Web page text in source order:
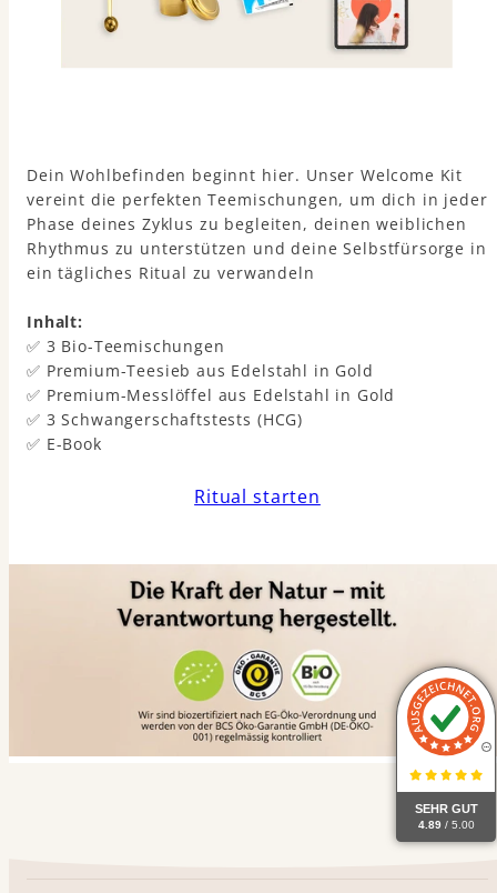
Dein Wohlbefinden beginnt hier. Unser Welcome Kit
vereint die perfekten Teemischungen, um dich in jeder
Phase deines Zyklus zu begleiten, deinen weiblichen
Rhythmus zu unterstützen und deine Selbstfürsorge in
ein tägliches Ritual zu verwandeln
Inhalt:
✅ 3 Bio-Teemischungen
✅ Premium-Teesieb aus Edelstahl in Gold
✅ Premium-Messlöffel aus Edelstahl in Gold
✅ 3 Schwangerschaftstests (HCG)
✅ E-Book
Ritual starten
SEHR GUT
4.89 / 5.00